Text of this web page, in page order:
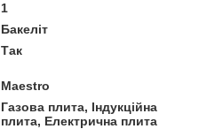
1
Бакеліт
Так
Maestro
Газова плита, Індукційна
плита, Електрична плита